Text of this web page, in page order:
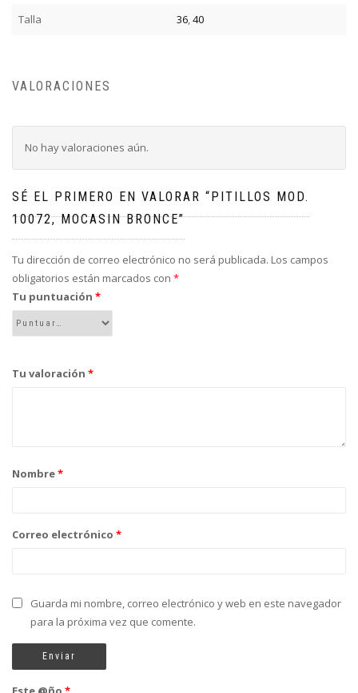
Talla 36,40
VALORACIONES
No hay valoraciones aún.
SÉ EL PRIMERO EN VALORAR “PITILLOS MOD.
10072, MOCASIN BRONCE”
Tu dirección de correo electrónico no será publicada. Los campos
obligatorios están marcados con *
Tu puntuación *
Tu valoración *
Nombre*
Correo electrónico *
Guarda mi nombre, correo electrónico y web en este navegador
para la próxima vez que comente.